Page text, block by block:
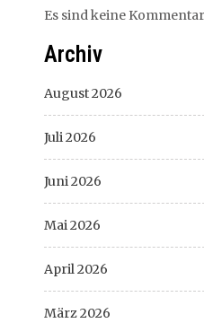
Es sind keine
Archiv
August 2026
Juli 2026
Juni 2026
Mai 2026
April 2026
März 2026